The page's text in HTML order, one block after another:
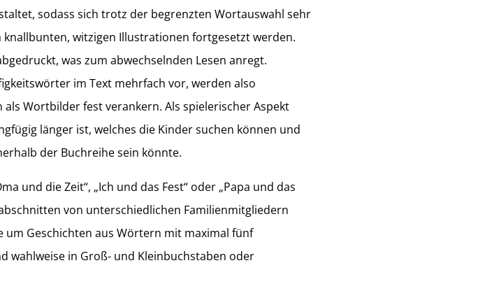
sodass sich trotz der begrenzten Wortauswahl sehr
witzigen Illustrationen fortgesetzt werden.
was zum abwechselnden Lesen anregt.
im Text mehrfach vor, werden also
Wortbilder fest verankern. Als spielerischer Aspekt
länger ist, welches die Kinder suchen können und
der Buchreihe sein könnte.
und die Zeit“, „Ich und das Fest“ oder „Papa und das
von unterschiedlichen Familienmitgliedern
Geschichten aus Wörtern mit maximal fünf
wahlweise in Groß- und Kleinbuchstaben oder